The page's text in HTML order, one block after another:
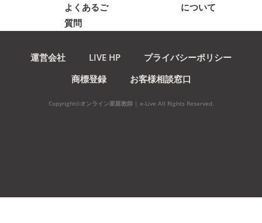
よくあるご
質問
について
運営会社 LIVE HP
プライバシーポリシー
商標登録
お客様相談窓口
Copyright©オンライン家庭教師 | e-Live All Rights Reserved.